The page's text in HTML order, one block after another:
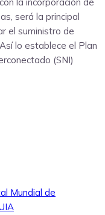
será la principal
el suministro de
lo establece el Plan
(SNI)
Mundial de